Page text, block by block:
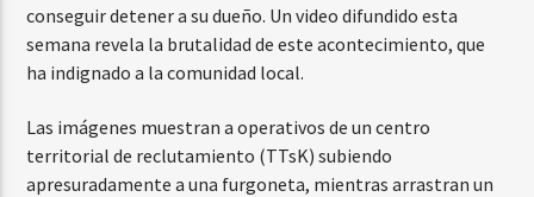
conseguir detener a su dueño. Un video difundido esta
semana revela la brutalidad de este acontecimiento, que
ha indignado a la comunidad local.
Las imágenes muestran a operativos de un centro
territorial de reclutamiento (TTsK) subiendo
apresuradamente a una furgoneta, mientras arrastran un